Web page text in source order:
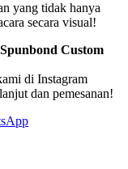
yang tidak hanya
secara visual!
Custom
di Instagram
dan pemesanan!